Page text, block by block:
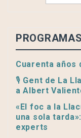
Cuarenta años
🎙️ Gent de La
a Albert
«El foc a la
una sola
experts